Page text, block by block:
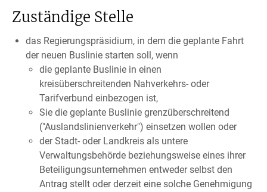
Zuständige Stelle
das Regierungspräsidium, in dem die geplante Fahrt
der neuen Buslinie starten soll, wenn
die geplante Buslinie in einen
kreisüberschreitenden Nahverkehrs- oder
Tarifverbund einbezogen ist,
Sie die geplante Buslinie grenzüberschreitend
("Auslandslinienverkehr") einsetzen wollen oder
der Stadt- oder Landkreis als untere
Verwaltungsbehörde beziehungsweise eines ihrer
Beteiligungsunternehmen entweder selbst den
Antrag stellt oder derzeit eine solche Genehmigung